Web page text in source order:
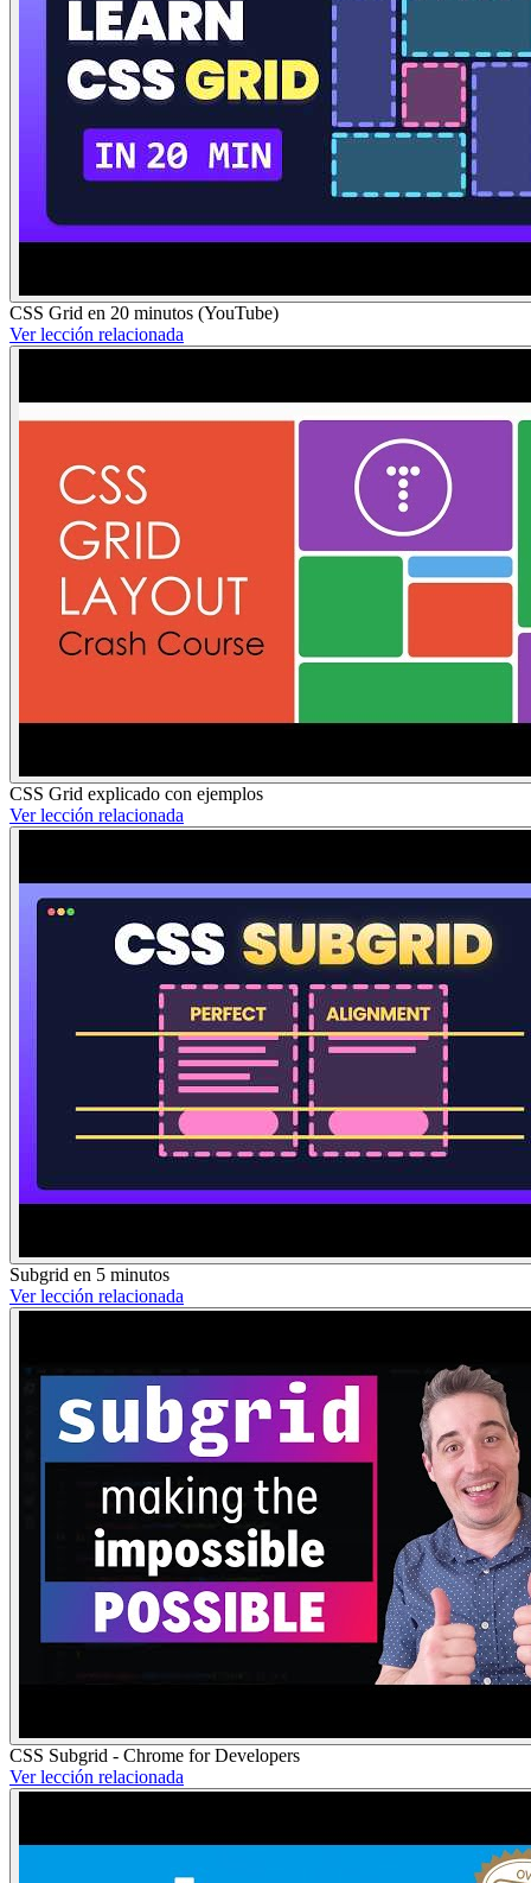
CSS Grid en 20 minutos (YouTube)
Ver lección relacionada
CSS Grid explicado con ejemplos
Ver lección relacionada
Subgrid en 5 minutos
Ver lección relacionada
CSS Subgrid - Chrome for Developers
Ver lección relacionada